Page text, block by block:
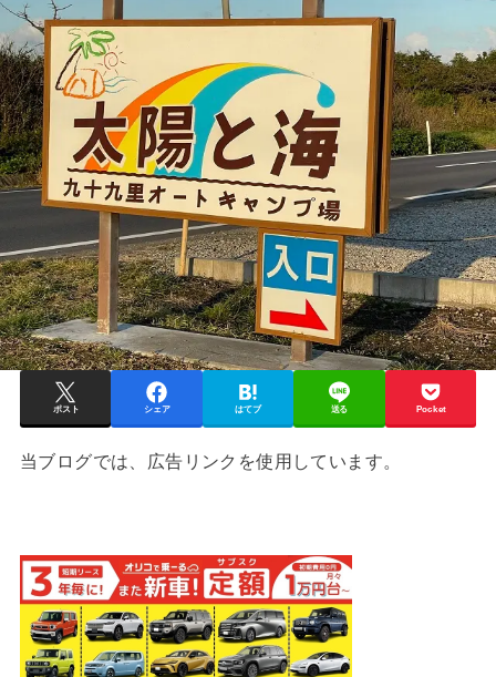
ポスト シェア はてブ 送る Pocket
当ブログでは、広告リンクを使用しています。